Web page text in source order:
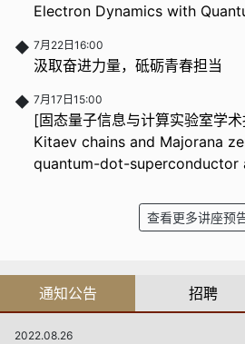
Electron Dynamics with
◆ 7月22日16:00
汲取奋进力量，砥砺青春担当
◆ 7月17日15:00
[固态量子信息与计算实验室学
Kitaev chains and Majorana
quantum-dot-superconductor
查看更多讲座预
通知公告 招聘
2022.08.26